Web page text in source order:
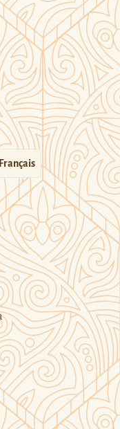
Français